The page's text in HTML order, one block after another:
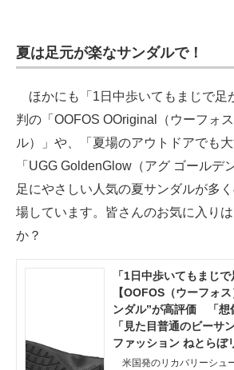
夏は足元が楽なサンダルで！
ほかにも「1日中歩いてもまじで足
判の「OOFOS OOriginal（ウーフォ
ル）」や、「夏場のアウトドアでも
「UGG GoldenGlow（アグ ゴールデ
足にやさしい人気の夏サンダルが多
場しています。皆さんのお気に入り
か？
「1日中歩いてもまじ
【OOFOS（ウーフォ
ンダル”が高評価 「想
「見た目普通のビーサ
ファッション ねとらぼ
米国発のリカバリーシュ